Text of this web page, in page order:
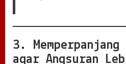
3. Memperpanjang
agar Angsuran